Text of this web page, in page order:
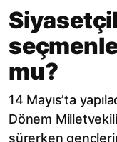
mu?
14 Mayıs’ta
Dönem
sürerken